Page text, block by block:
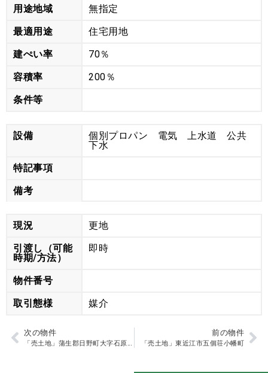
用途地域
無指定
最適用途
住宅用地
建ぺい率
70％
容積率
200％
条件等
設備
個別プロパン 電気 上水道 公共
下水
特記事項
備考
現況
更地
引渡し（可能
時期/方法）
即時
物件番号
取引態様
媒介
次の物件
「売土地」蒲生郡日野町大字石原 （湖南サンライズ）
前の物件
「売土地」東近江市五個荘小幡町